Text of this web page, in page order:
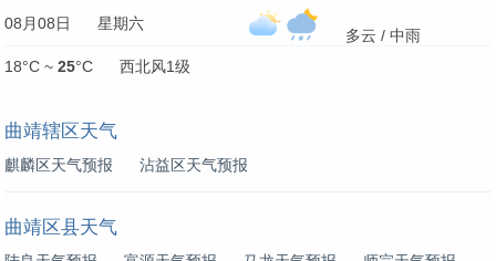
08月08日 星期六
多云 / 中雨
18°C ~ 25°C 西北风1级
曲靖辖区天气
麒麟区天气预报 沾益区天气预报
曲靖区县天气